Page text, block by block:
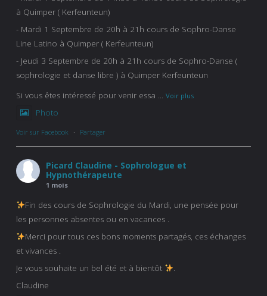
à Quimper ( Kerfeunteun)
- Mardi 1 Septembre de 20h à 21h cours de Sophro-Danse
Line Latino à Quimper ( Kerfeunteun)
- Jeudi 3 Septembre de 20h à 21h cours de Sophro-Danse (
sophrologie et danse libre ) à Quimper Kerfeunteun
Si vous êtes intéressé pour venir essa ... Voir plus
Photo
Voir sur Facebook · Partager
Picard Claudine - Sophrologue et
Hypnothérapeute
1 mois
Fin des cours de Sophrologie du Mardi, une pensée pour
les personnes absentes ou en vacances .
Merci pour tous ces bons moments partagés, ces échanges
et vivances .
Je vous souhaite un bel été et à bientôt
.
Claudine